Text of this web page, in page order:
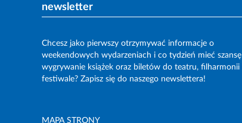
newsletter
Chcesz jako pierwszy otrzymywać informacje o
weekendowych wydarzeniach i co tydzień mieć
wygrywanie książek oraz biletów do teatru, filharmonii
festiwale? Zapisz się do naszego newslettera!
MAPA STRONY